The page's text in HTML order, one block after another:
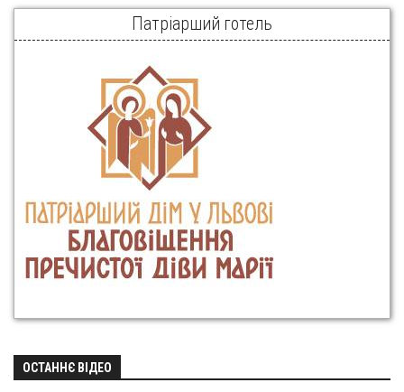
Патріарший готель
ОСТАННЄ ВІДЕО